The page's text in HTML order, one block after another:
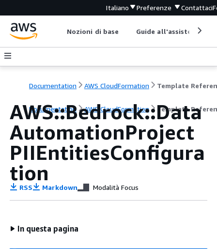
Italiano Preferenze Contattaci
Nozioni di base Guide all'assistenza
Documentation AWS CloudFormation Template
Documentation AWS CloudFormation Template
AWS::Bedrock::Data
AutomationProject
PIIEntitiesConfigura
tion
RSS Markdown Modalità Focus
In questa pagina